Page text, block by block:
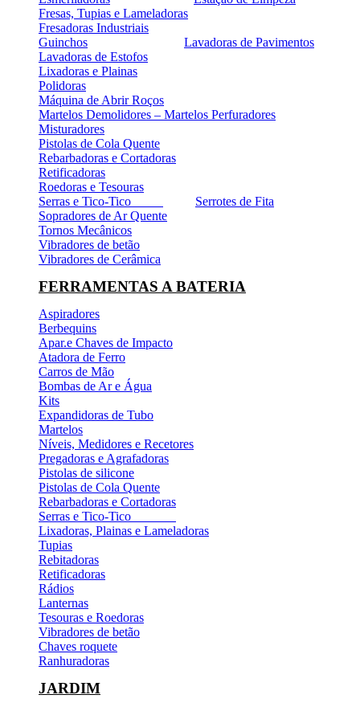
Fresas, Tupias e Lameladoras
Fresadoras Industriais
Guinchos
Lavadoras de Pavimentos
Lavadoras de Estofos
Lixadoras e Plainas
Polidoras
Máquina de Abrir Roços
Martelos Demolidores – Martelos Perfuradores
Misturadores
Pistolas de Cola Quente
Rebarbadoras e Cortadoras
Retificadoras
Roedoras e Tesouras
Serras e Tico-Tico
Serrotes de Fita
Sopradores de Ar Quente
Tornos Mecânicos
Vibradores de betão
Vibradores de Cerâmica
FERRAMENTAS A BATERIA
Aspiradores
Berbequins
Apar.e Chaves de Impacto
Atadora de Ferro
Carros de Mão
Bombas de Ar e Água
Kits
Expandidoras de Tubo
Martelos
Níveis, Medidores e Recetores
Pregadoras e Agrafadoras
Pistolas de silicone
Pistolas de Cola Quente
Rebarbadoras e Cortadoras
Serras e Tico-Tico
Lixadoras, Plainas e Lameladoras
Tupias
Rebitadoras
Retificadoras
Rádios
Lanternas
Tesouras e Roedoras
Vibradores de betão
Chaves roquete
Ranhuradoras
JARDIM